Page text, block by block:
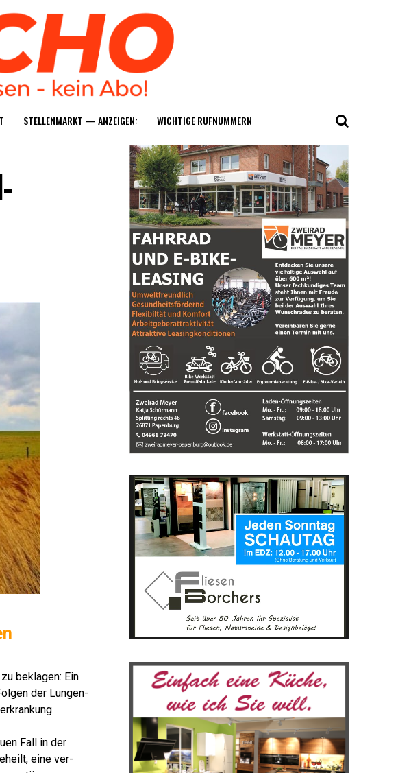
STEL­LEN­MARKT — ANZEIGEN: WICH­TI­GE RUFNUMMERN
bekla­gen: Ein
der Lun­gen­
Fall in der
eine ver­